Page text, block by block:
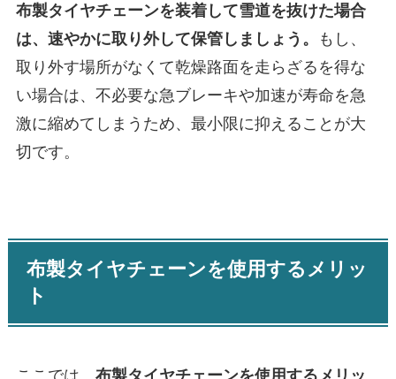
布製タイヤチェーンを装着して雪道を抜けた場合
は、速やかに取り外して保管しましょう。
もし、
取り外す場所がなくて乾燥路面を走らざるを得な
い場合は、不必要な急ブレーキや加速が寿命を急
激に縮めてしまうため、最小限に抑えることが大
切です。
布製タイヤチェーンを使用するメリッ
ト